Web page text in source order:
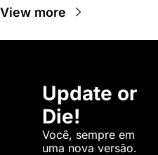
View more
Update or
Die!
Você, sempre em
uma nova versão.